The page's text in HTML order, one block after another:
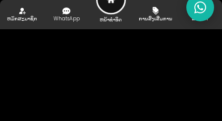
ຊ່ວຍເຫຼືອ ແລະ ສະຫນັບສະຫນູນ
ຜູ້ໃຫ້ການສັ່ງຊື້
ຫມັກສະມາຊິກ WhatsApp ຫນ້າທໍາອິດ ການສົ່ງເສີມການ ແນະນຳ